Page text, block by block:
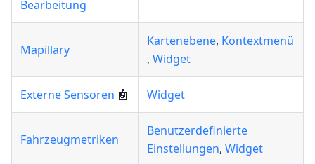
Bearbeitung
Mapillary
Kartenebene, Kontextmenü
, Widget
Externe Sensoren 🤖 Widget
Fahrzeugmetriken
Benutzerdefinierte
Einstellungen, Widget